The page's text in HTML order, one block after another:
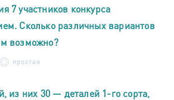
7 участников конкурса
Сколько различных вариантов
возможно?
простая
из них 30 — деталей 1-го сорта,